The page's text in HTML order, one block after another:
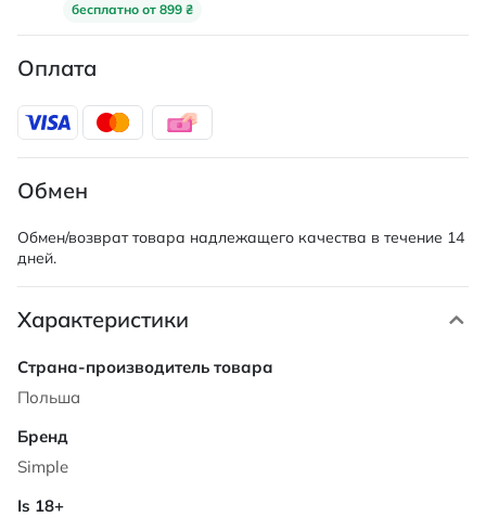
бесплатно от 899 ₴
Оплата
Обмен
Обмен/возврат товара надлежащего качества в течение 14
дней.
Характеристики
Характеристики
Польша
Simple